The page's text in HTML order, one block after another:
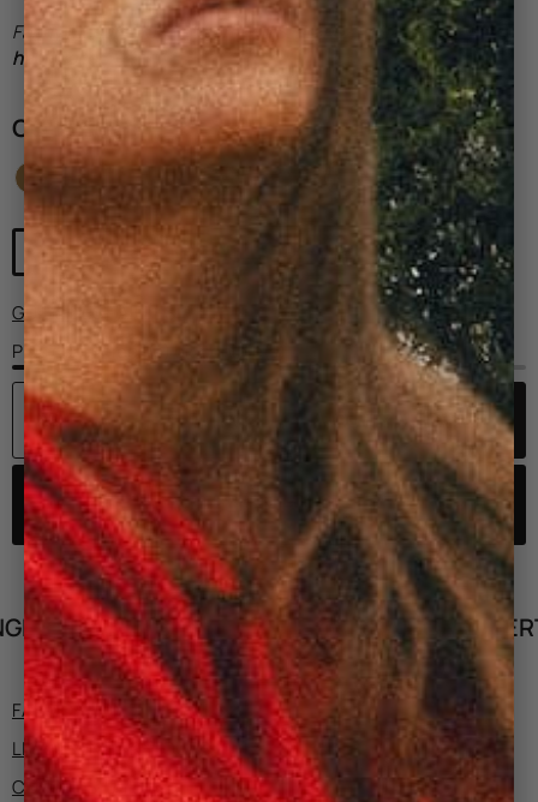
Fanny mesure 1m73 et porte du S.Prenez votre taille
habituelle.
COULEUR :
GUIDE DES TAILLES
Plus que 3 pièce(s) disponible(s)
AJOUTEZ AU PANIER
LIVRAISON OFFERTE
FABRICATION ET DÉTAILS
LIVRAISON ET RETOURS
CONSEILS TAILLE